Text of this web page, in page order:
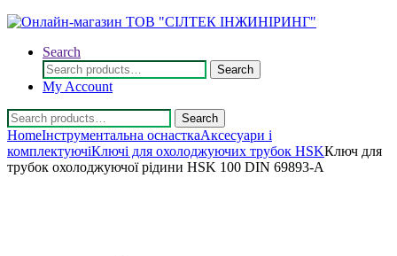
Search
Search
for:
Search
My Account
Search
for:
Search
HomeІнструментальна оснасткаАксесуари і
комплектуючіКлючі для охолоджуючих трубок HSKКлюч для
трубок охолоджуючої рідини HSK 100 DIN 69893-А